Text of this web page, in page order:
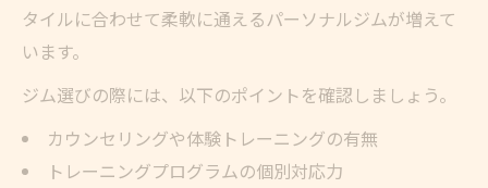
タイルに合わせて柔軟に通えるパーソナルジムが増えて
います。
ジム選びの際には、以下のポイントを確認しましょう。
カウンセリングや体験トレーニングの有無
トレーニングプログラムの個別対応力